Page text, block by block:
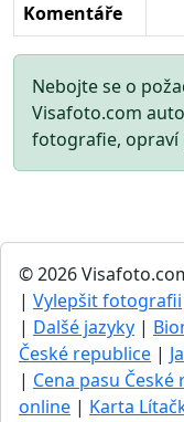
Komentáře
Nebojte se o
Visafoto.com
fotografie, opraví
© 2026
| Vylepšit fotografii
| Dalšé jazyky |
České republice |
| Cena pasu
online | Karta